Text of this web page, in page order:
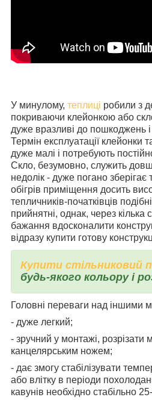
У минулому, теплиці робили з
покриваючи клейонкою або
дуже вразливі до пошкоджень
Термін експлуатації клейонки
дуже малі і потребують
Скло, безумовно, служить
недолік - дуже погано зберігає
обігрів приміщення досить
тепличників-початківців
прийнятні, однак, через кілька
бажання вдосконалити
відразу купити готову
Купити стільниковий
будь-якого кольору і
Головні переваги над іншими
- дуже легкий;
- зручний у монтажі, розрізати
канцелярським ножем;
- дає змогу стабілізувати
або влітку в періоди
кавунів необхідно стабільно